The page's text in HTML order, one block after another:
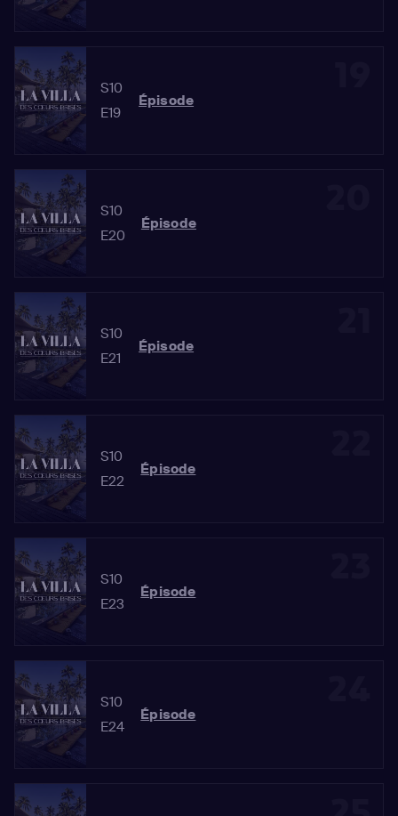
S10
E19
Épisode
S10
E20
Épisode
S10
E21
Épisode
S10
E22
Épisode
S10
E23
Épisode
S10
E24
Épisode